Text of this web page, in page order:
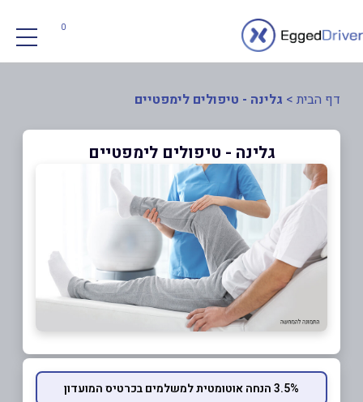
0
דף הבית > גלינה - טיפולים לימפטיים
גלינה - טיפולים לימפטיים
3.5% הנחה אוטומטית למשלמים בכרטיס המועדון